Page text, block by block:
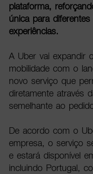
plataforma,
única para
experiências.
A Uber vai expandir
mobilidade com o
novo serviço que
diretamente através
semelhante ao
De acordo com o
empresa, o serviço
e estará disponível
incluindo Portugal,